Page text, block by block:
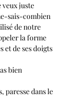
veux juste
sais-combien
de notre
la forme
et de ses doigts
bien
paresse dans le